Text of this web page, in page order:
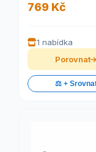
769 Kč
1 nabídka
Porovnat
⚖️ +